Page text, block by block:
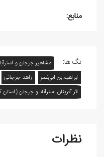
منابع:
تگ ها: مشاهیر جرجان و
ابراهيم بن ابي‌نصر
زاهد جرجاني
اثر آفرينان استرآباد و جرجان
نظرات